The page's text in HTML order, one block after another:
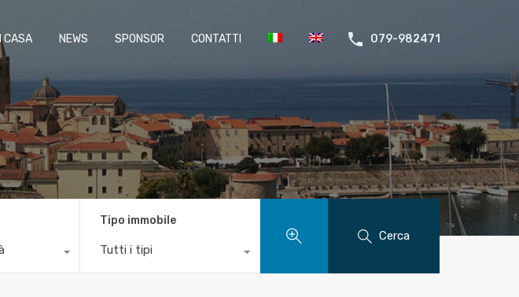
CASA NEWS SPONSOR CONTATTI 079-982471
Tipo immobile
Tutti i tipi
Cerca